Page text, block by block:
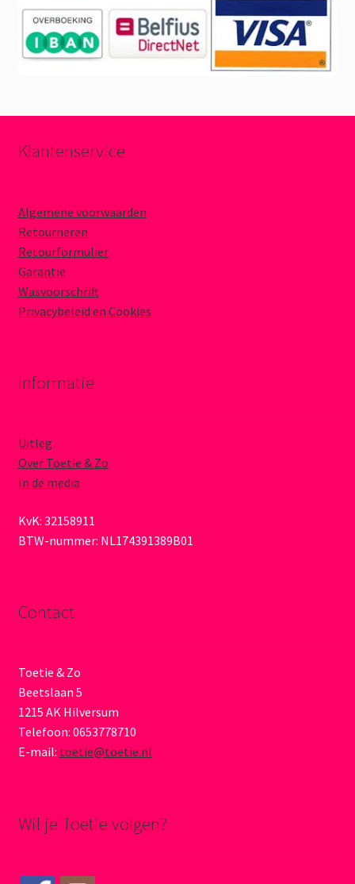
Klantenservice
Algemene voorwaarden
Retourneren
Retourformulier
Garantie
Wasvoorschrift
Privacybeleid en Cookies
Informatie
Uitleg
Over Toetie & Zo
In de media
KvK: 32158911
BTW-nummer: NL174391389B01
Contact
Toetie & Zo
Beetslaan 5
1215 AK Hilversum
Telefoon: 0653778710
E-mail: toetie@toetie.nl
Wil je Toetie volgen?